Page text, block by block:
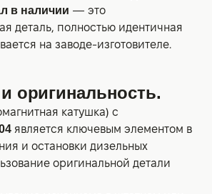
в наличии — это
деталь, полностью идентичная
на заводе-изготовителе.
оригинальность.
катушка) с
является ключевым элементом в
и остановки дизельных
оригинальной детали